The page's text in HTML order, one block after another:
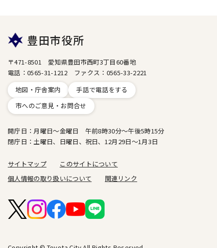
豊田市役所
〒471-8501 愛知県豊田市西町3丁目60番地
電話：0565-31-1212 ファクス：0565-33-2221
地図・庁舎案内
手話で電話をする
市へのご意見・お問合せ
開庁日：月曜日～金曜日 午前8時30分～午後5時15分
閉庁日：土曜日、日曜日、祝日、12月29日～1月3日
サイトマップ
このサイトについて
個人情報の取り扱いについて
関連リンク